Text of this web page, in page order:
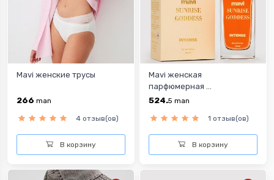
Mavi женские трусы
266 man
4 отзыв(ов)
В корзину
Mavi женская
парфюмерная ...
524.5 man
1 отзыв(ов)
В корзину